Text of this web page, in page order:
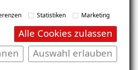
Statistiken Marketing
Alle Cookies zulassen
Auswahl erlauben
hilft, verschaffen sich
sieht er: Die meisten stehen
messbarer Mehrwert
effektiv Umsatz mit
braucht es Zeit, Praxis und Mut